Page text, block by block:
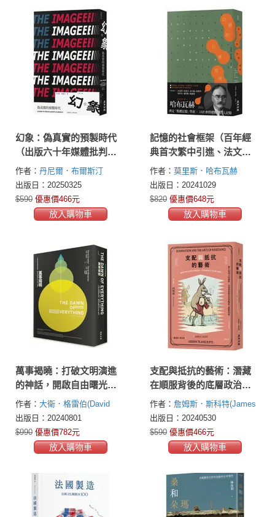
幻象：偽真實的預製時代
（出版六十年媒體批判經
典，第一次授權全球繁體
中文版）
作者： 丹尼爾．布爾斯汀
(Daniel J. Boorstin)
出版日：20250325
$590 優惠價466元
放入購物車
記憶的社會框架（百年經
典首次繁中引進、法文直
譯，收錄專文導讀及生平
年表）
作者： 莫里斯．哈布瓦赫
(Maurice Halbwachs)
出版日：20241029
$820 優惠價648元
放入購物車
萬事揭曉：打破文明演進
的神話，開啟自由曙光的
全新人類史
作者： 大衛．格雷伯(David
Graeber )大衛．溫格羅(David
Wengrow )
出版日：20240801
$990 優惠價782元
放入購物車
支配與抵抗的藝術：潛藏
在順服背後的底層政治，
公開與隱藏文本的權力關
係
作者： 詹姆斯．斯科特(James
C. Scott)
出版日：20240530
$590 優惠價466元
放入購物車